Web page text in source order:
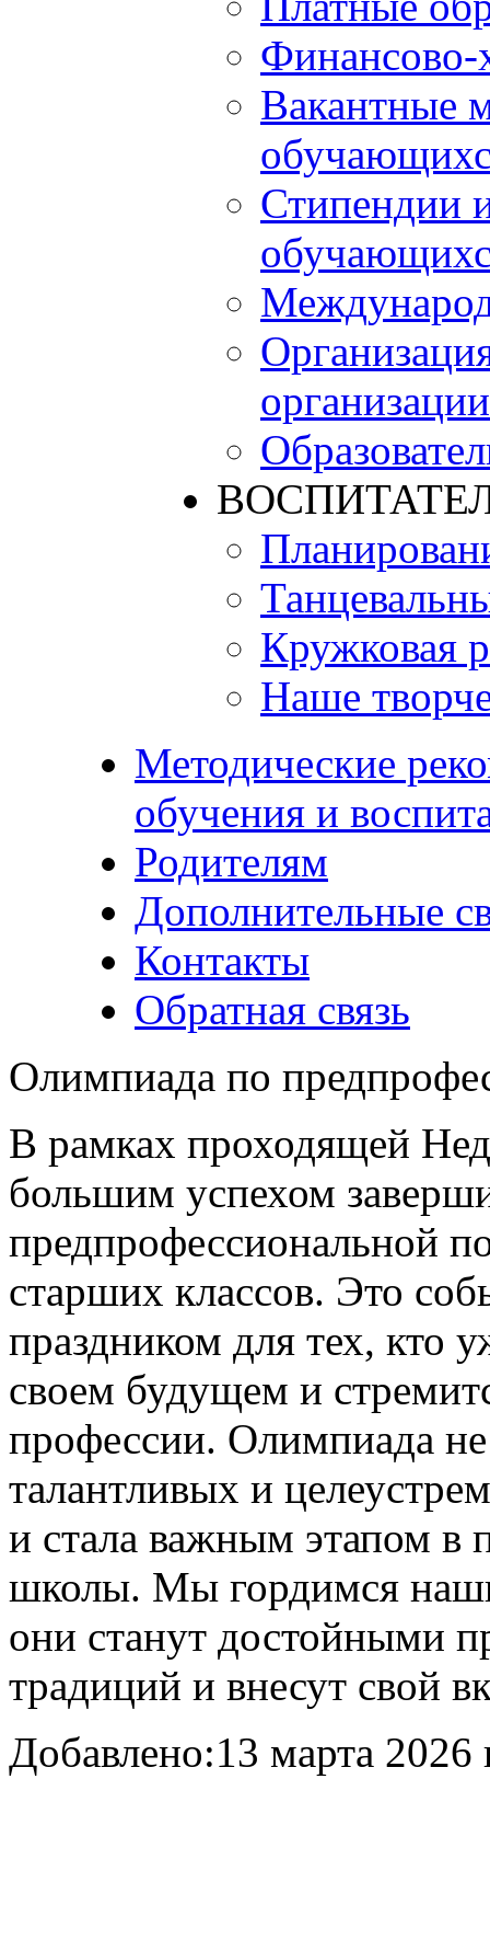
Финансово-
Вакантные
Стипендии
организации
Кружковая
Наше
Методические
обучения и
Родителям
Дополнительные
Контакты
Обратная связь
Олимпиада по
В рамках проходящей
большим успехом
предпрофессиональной
старших классов. Это
праздником для тех, кто
своем будущем и
профессии. Олимпиада
талантливых и
и стала важным этапом в
школы. Мы гордимся
они станут достойными
традиций и внесут свой
Добавлено:13 марта 2026